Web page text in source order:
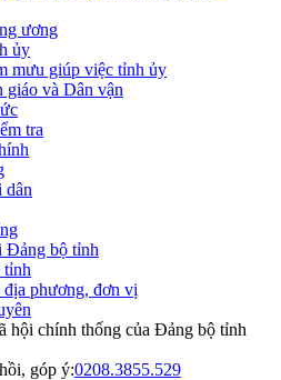
ương
ủy
mưu giúp việc tỉnh ủy
giáo và Dân vận
tra
dân
Đảng bộ tỉnh
phương, đơn vị
hội chính thống của Đảng bộ tỉnh
góp ý:0208.3855.529